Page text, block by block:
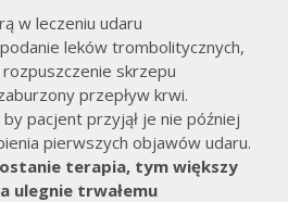
w leczeniu udaru
leków trombolitycznych,
skrzepu
przepływ krwi.
pacjent przyjął je nie później
pierwszych objawów udaru.
terapia, tym większy
ulegnie trwałemu